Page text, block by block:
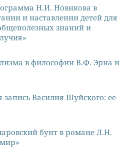
Н.И. Новикова в
и наставлении детей для
знаний и
в философии В.Ф. Эрна и
запись Василия Шуйского: ее
бунт в романе Л.Н.